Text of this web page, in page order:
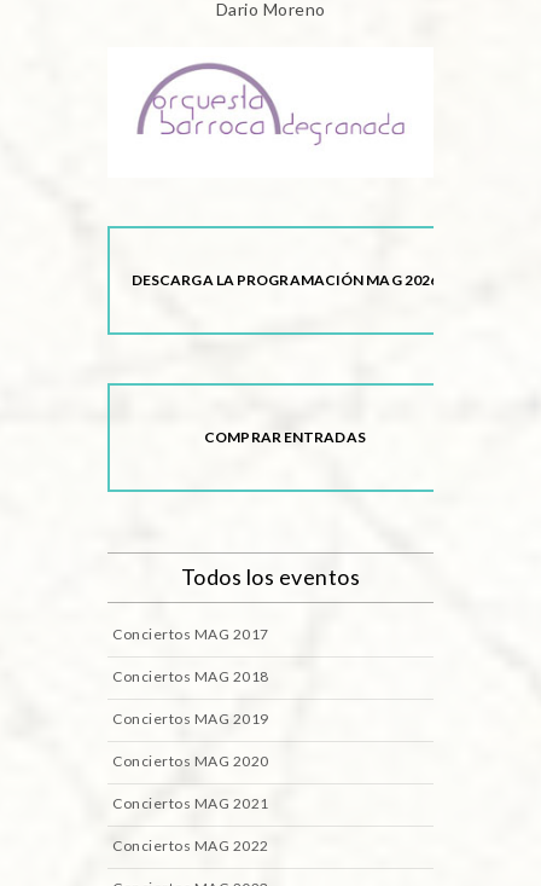
Dario Moreno
DESCARGA LA PROGRAMACIÓN MAG 2026
COMPRAR ENTRADAS
Todos los eventos
Conciertos MAG 2017
Conciertos MAG 2018
Conciertos MAG 2019
Conciertos MAG 2020
Conciertos MAG 2021
Conciertos MAG 2022